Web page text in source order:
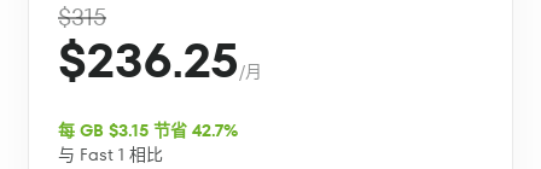
$315
$236.25/月
每 GB $3.15 节省 42.7%
与 Fast 1 相比